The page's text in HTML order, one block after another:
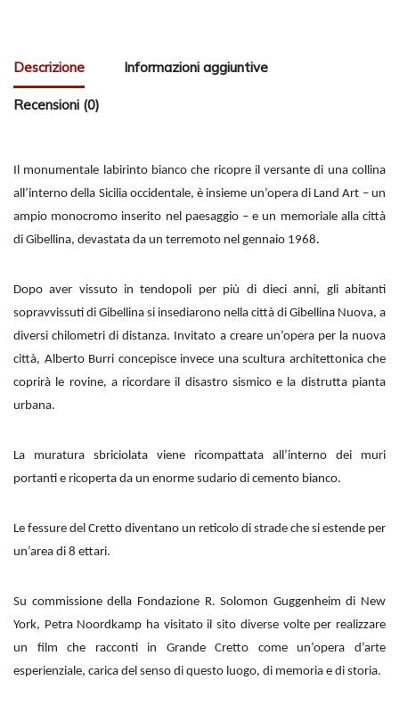
Descrizione Informazioni aggiuntive
Recensioni (0)
Il monumentale labirinto bianco che ricopre il versante di una collina
all’interno della Sicilia occidentale, è insieme un’opera di Land Art – un
ampio monocromo inserito nel paesaggio – e un memoriale alla città
di Gibellina, devastata da un terremoto nel gennaio 1968.
Dopo aver vissuto in tendopoli per più di dieci anni, gli abitanti
sopravvissuti di Gibellina si insediarono nella città di Gibellina Nuova, a
diversi chilometri di distanza. Invitato a creare un’opera per la nuova
città, Alberto Burri concepisce invece una scultura architettonica che
coprirà le rovine, a ricordare il disastro sismico e la distrutta pianta
urbana.
La muratura sbriciolata viene ricompattata all’interno dei muri
portanti e ricoperta da un enorme sudario di cemento bianco.
Le fessure del Cretto diventano un reticolo di strade che si estende per
un’area di 8 ettari.
Su commissione della Fondazione R. Solomon Guggenheim di New
York, Petra Noordkamp ha visitato il sito diverse volte per realizzare
un film che racconti in Grande Cretto come un’opera d’arte
esperienziale, carica del senso di questo luogo, di memoria e di storia.